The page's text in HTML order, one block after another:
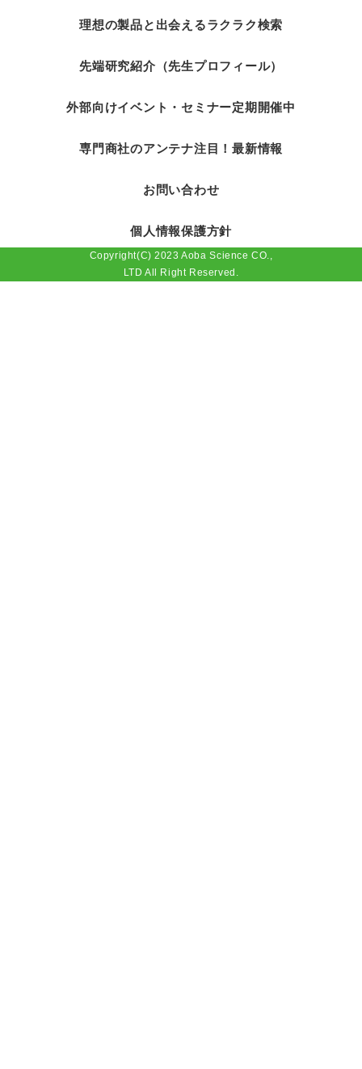
理想の製品と出会えるラクラク検索
先端研究紹介（先生プロフィール）
外部向けイベント・セミナー定期開催中
専門商社のアンテナ注目！最新情報
お問い合わせ
個人情報保護方針
Copyright(C) 2023 Aoba Science CO.,
LTD All Right Reserved.